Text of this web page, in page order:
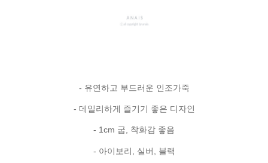
- 유연하고 부드러운 인조가죽
- 데일리하게 즐기기 좋은 디자인
- 1cm 굽, 착화감 좋음
- 아이보리, 실버, 블랙